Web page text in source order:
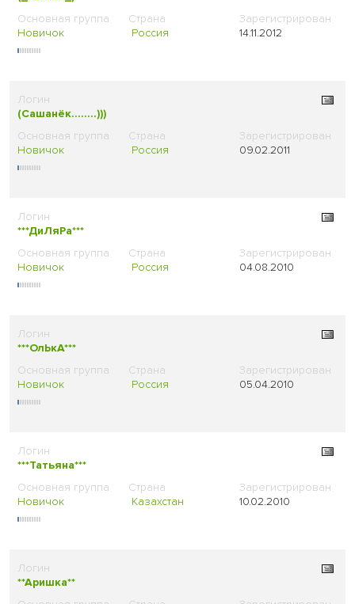
Новичок Россия 14.11.2012
(Сашанёк........)))
Новичок Россия 09.02.2011
***ДиЛяРа***
Новичок Россия 04.08.2010
***ОлЬкА***
Новичок Россия 05.04.2010
***Татьяна***
Новичок Казахстан 10.02.2010
**Аришка**